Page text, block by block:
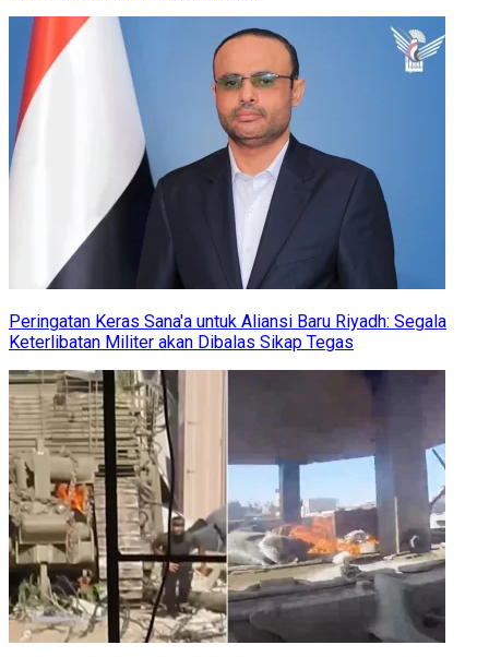
Peringatan Keras Sana'a untuk Aliansi Baru Riyadh: Segala
Keterlibatan Militer akan Dibalas Sikap Tegas